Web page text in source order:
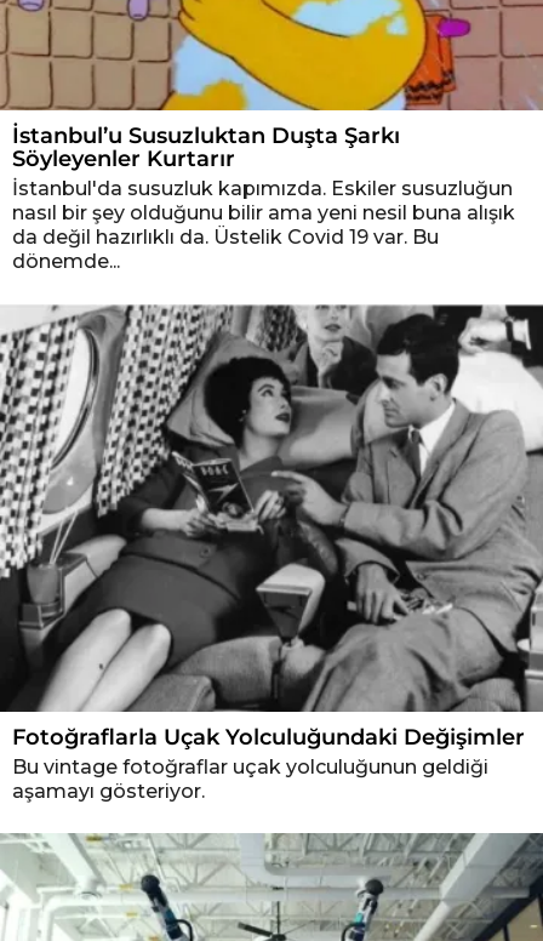
İstanbul’u Susuzluktan Duşta Şarkı
Söyleyenler Kurtarır
İstanbul'da susuzluk kapımızda. Eskiler susuzluğun
nasıl bir şey olduğunu bilir ama yeni nesil buna alışık
da değil hazırlıklı da. Üstelik Covid 19 var. Bu
dönemde...
Fotoğraflarla Uçak Yolculuğundaki Değişimler
Bu vintage fotoğraflar uçak yolculuğunun geldiği
aşamayı gösteriyor.